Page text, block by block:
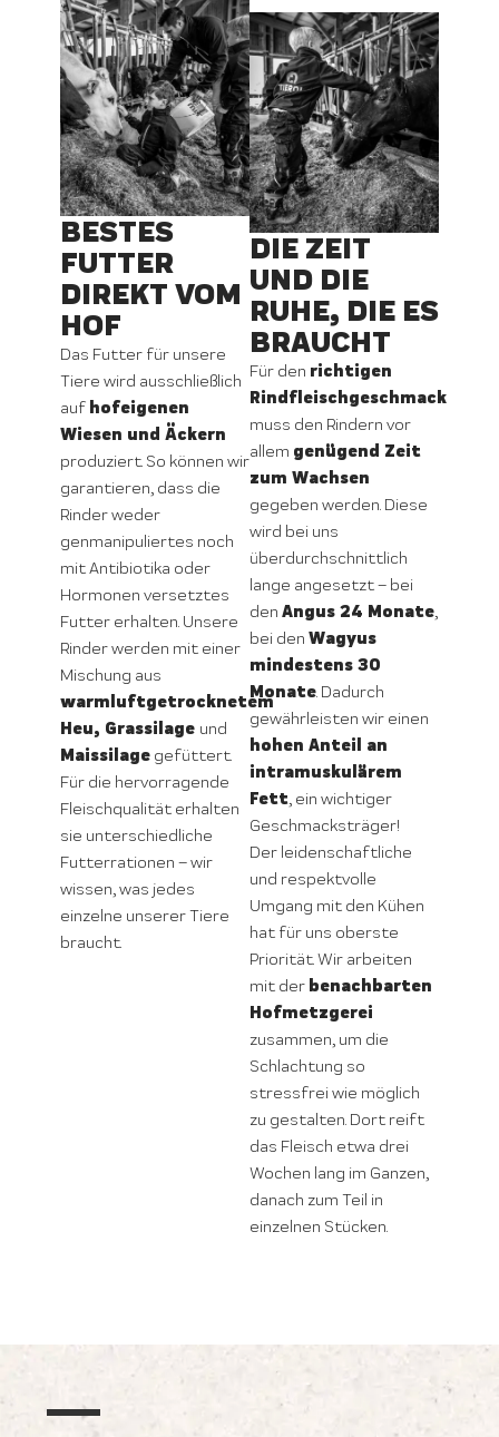
BESTES
FUTTER
DIREKT VOM
HOF
Das Futter für unsere
Tiere wird ausschließlich
auf hofeigenen
Wiesen und Äckern
produziert. So können wir
garantieren, dass die
Rinder weder
genmanipuliertes noch
mit Antibiotika oder
Hormonen versetztes
Futter erhalten. Unsere
Rinder werden mit einer
Mischung aus
warmluftgetrocknetem
Heu, Grassilage und
Maissilagegefüttert.
Für die hervorragende
Fleischqualität erhalten
sie unterschiedliche
Futterrationen – wir
wissen, was jedes
einzelne unserer Tiere
braucht.
DIE ZEIT
UND DIE
RUHE, DIE ES
BRAUCHT
Für den richtigen
Rindfleischgeschmack
muss den Rindern vor
allem genügend Zeit
zum Wachsen
gegeben werden. Diese
wird bei uns
überdurchschnittlich
lange angesetzt – bei
den Angus 24 Monate,
bei den Wagyus
mindestens 30
Monate. Dadurch
gewährleisten wir einen
hohen Anteil an
intramuskulärem
Fett, ein wichtiger
Geschmacksträger!
Der leidenschaftliche
und respektvolle
Umgang mit den Kühen
hat für uns oberste
Priorität. Wir arbeiten
mit der benachbarten
Hofmetzgerei
zusammen, um die
Schlachtung so
stressfrei wie möglich
zu gestalten. Dort reift
das Fleisch etwa drei
Wochen lang im Ganzen,
danach zum Teil in
einzelnen Stücken.